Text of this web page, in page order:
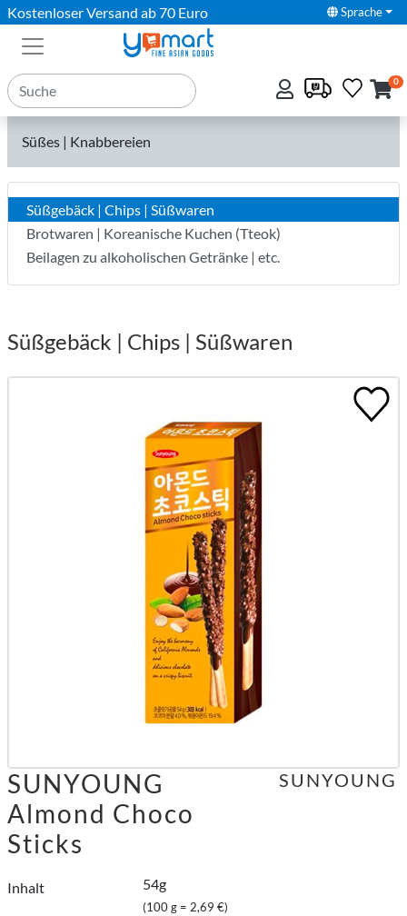
Kostenloser Versand ab 70 Euro Sprache
0
Süßes | Knabbereien
Süßgebäck | Chips | Süßwaren
Brotwaren | Koreanische Kuchen (Tteok)
Beilagen zu alkoholischen Getränke | etc.
Süßgebäck | Chips | Süßwaren
SUNYOUNG
Almond Choco
Sticks
Inhalt 54g
(100 g = 2,69 €)
SUNYOUNG